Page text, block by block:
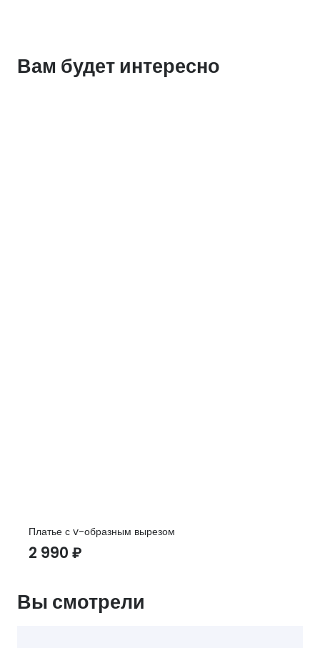
Вам будет интересно
Платье с v-образным вырезом
2 990 ₽
Вы смотрели